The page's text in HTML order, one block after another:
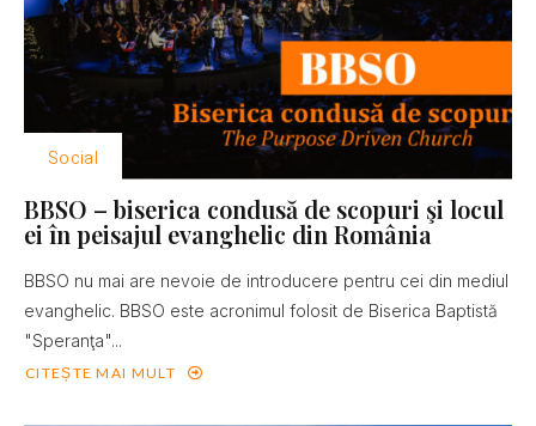
Social
BBSO – biserica condusă de scopuri şi locul
ei în peisajul evanghelic din România
BBSO nu mai are nevoie de introducere pentru cei din mediul
evanghelic. BBSO este acronimul folosit de Biserica Baptistă
"Speranţa"...
CITEȘTE MAI MULT